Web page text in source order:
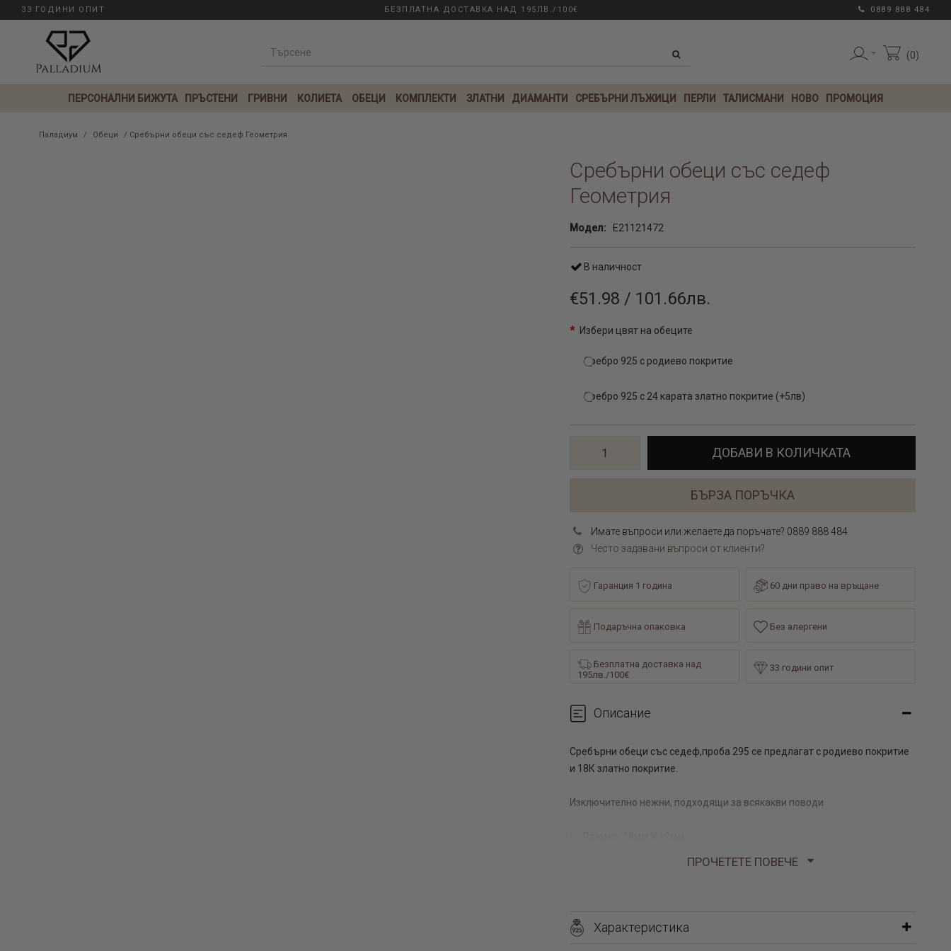
33 ГОДИНИ ОПИТ БЕЗПЛАТНА ДОСТАВКА НАД 195ЛВ./100€ 0889 888 484
0
ПЕРСОНАЛНИ БИЖУТА ПРЪСТЕНИ ГРИВНИ КОЛИЕТА ОБЕЦИ КОМПЛЕКТИ ЗЛАТНИ ДИАМАНТИ СРЕБЪРНИ ЛЪЖИЦИ ПЕРЛИ ТАЛИСМАНИ НОВО ПРОМОЦИЯ
Паладиум / Обеци / Сребърни обеци със седеф Геометрия
Сребърни обеци със седеф
Геометрия
Модел: E21121472
В наличност
€51.98 / 101.66лв.
Избери цвят на обеците
Сребро 925 с родиево покритие
Сребро 925 с 24 карата златно покритие (+5лв)
ДОБАВИ В КОЛИЧКАТА
БЪРЗА ПОРЪЧКА
Имате въпроси или желаете да поръчате? 0889 888 484
Често задавани въпроси от клиенти?
Гаранция 1 година 60 дни право на връщане
Подаръчна опаковка Без алергени
Безплатна доставка над
195лв./100€
33 години опит
Описание
Сребърни обеци със седеф,проба 295 се предлагат с родиево покритие
и 18К златно покритие.
Изключително нежни, подходящи за всякакви поводи
в моден аксесоар, който ще се впише чудесно в стила на всяка жена.
Можете да ги носите на официални събития или ежедневно в офиса. В
ПРОЧЕТЕТЕ ПОВЕЧЕ
Характеристика